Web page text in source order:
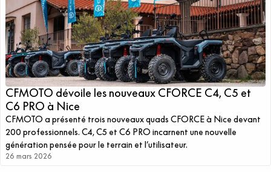
CFMOTO dévoile les nouveaux CFORCE C4, C5 et
C6 PRO à Nice
CFMOTO a présenté trois nouveaux quads CFORCE à Nice devant
200 professionnels. C4, C5 et C6 PRO incarnent une nouvelle
génération pensée pour le terrain et l’utilisateur.
26 mars 2026